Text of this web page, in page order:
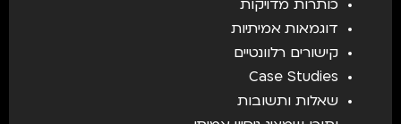
כותרות מדויקות
דוגמאות אמיתיות
קישורים רלוונטיים
Case Studies
שאלות ותשובות